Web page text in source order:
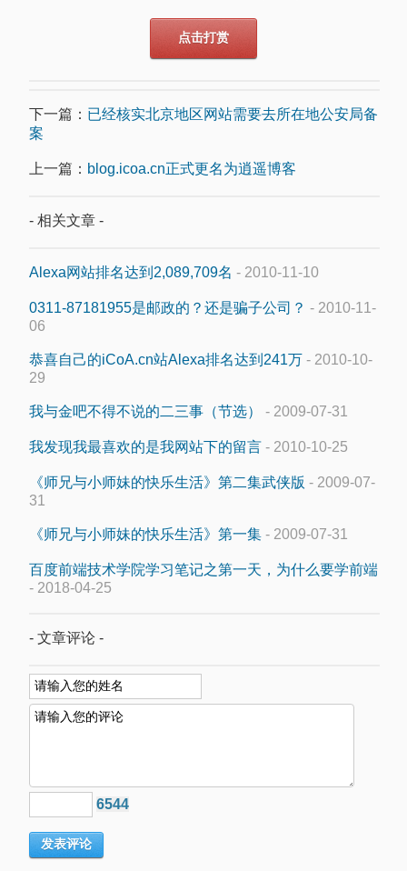
点击打赏
下一篇： 已经核实北京地区网站需要去所在地公安局备
案
上一篇： blog.icoa.cn正式更名为逍遥博客
- 相关文章 -
Alexa网站排名达到2,089,709名 - 2010-11-10
0311-87181955是邮政的？还是骗子公司？ - 2010-11-
06
恭喜自己的iCoA.cn站Alexa排名达到241万 - 2010-10-
29
我与金吧不得不说的二三事（节选） - 2009-07-31
我发现我最喜欢的是我网站下的留言 - 2010-10-25
《师兄与小师妹的快乐生活》第二集武侠版 - 2009-07-
31
《师兄与小师妹的快乐生活》第一集 - 2009-07-31
百度前端技术学院学习笔记之第一天，为什么要学前端
- 2018-04-25
- 文章评论 -
6544